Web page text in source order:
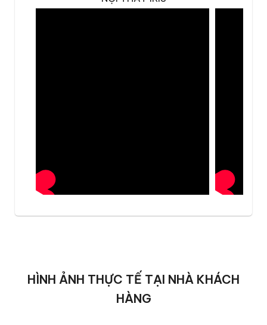
Ghế ăn Gemma được thiết kế với kích thước 60 x
HÌNH ẢNH THỰC TẾ TẠI NHÀ KHÁCH
HÀNG